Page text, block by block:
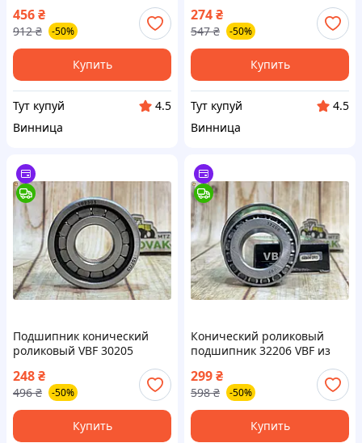
металлическим щитком из
Словакии для надежной
работы механизмов
456₴
912 ₴ -50%
Купить
Тут купуй
4.5
Винница
грузоподъемности из
Словакии для надежной
работы
274₴
547 ₴ -50%
Купить
Тут купуй
4.5
Винница
Подшипник конический
роликовый VBF 30205
надежной работы в
механизмах
248₴
496 ₴ -50%
Купить
Конический роликовый
подшипник 32206 VBF из
для надежной работы и
долговечности
299₴
598 ₴ -50%
Купить